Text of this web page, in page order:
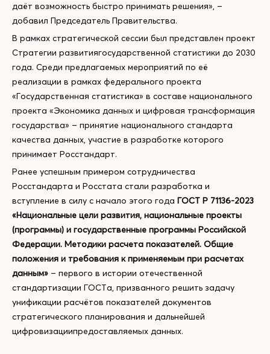
даёт возможность быстро принимать решения», –
добавил Председатель Правительства.
В рамках стратегической сессии был представлен проект
Стратегии развитиягосударственной статистики до 2030
года. Среди предлагаемых мероприятий по её
реализации в рамках федерального проекта
«Государственная статистика» в составе национального
проекта «Экономика данных и цифровая трансформация
государства» – принятие национального стандарта
качества данных, участие в разработке которого
принимает Росстандарт.
Ранее успешным примером сотрудничества
Росстандарта и Росстата стали разработка и
вступление в силу с начало этого года ГОСТ Р 71136-2023
«Национальные цели развития, национальные проекты
(программы) и государственные программы Российской
Федерации. Методики расчета показателей. Общие
положения и требования к применяемым при расчетах
данным» – первого в истории отечественной
стандартизации ГОСТа, призванного решить задачу
унификации расчётов показателей документов
стратегического планирования и дальнейшей
цифровизациипредоставляемых данных.